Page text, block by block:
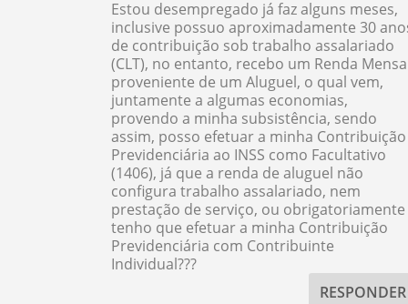
Estou desempregado já faz alguns meses,
inclusive possuo aproximadamente 30
de contribuição sob trabalho assalariado
(CLT), no entanto, recebo um Renda
proveniente de um Aluguel, o qual vem,
juntamente a algumas economias,
provendo a minha subsistência, sendo
assim, posso efetuar a minha Contribuição
Previdenciária ao INSS como Facultativo
(1406), já que a renda de aluguel não
configura trabalho assalariado, nem
prestação de serviço, ou obrigatoriamente
tenho que efetuar a minha Contribuição
Previdenciária com Contribuinte
Individual???
RESPONDER